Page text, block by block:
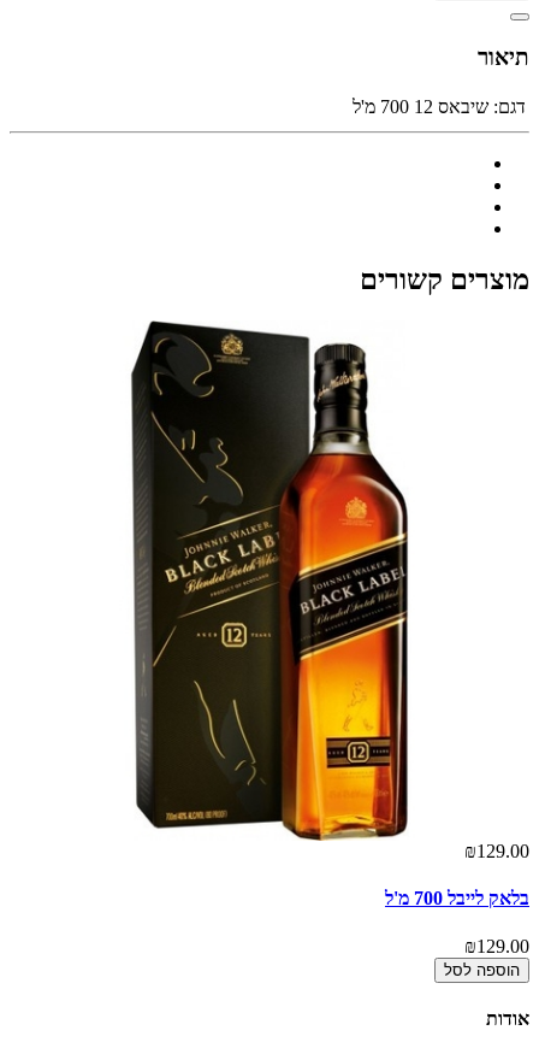
תיאור
דגם: שיבאס 12 700 מ'ל
מוצרים קשורים
₪129.00
בלאק לייבל 700 מ'ל
₪129.00
הוספה לסל
אודות